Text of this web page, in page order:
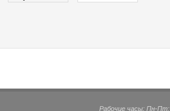
Рабочие часы: Пн-Пт: